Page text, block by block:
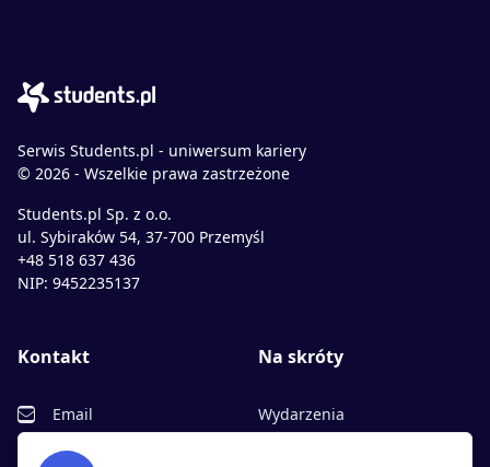
Serwis Students.pl - uniwersum kariery
© 2026 - Wszelkie prawa zastrzeżone
Students.pl Sp. z o.o.
ul. Sybiraków 54, 37-700 Przemyśl
+48 518 637 436
NIP: 9452235137
Kontakt
Email
Facebook
Na skróty
Wydarzenia